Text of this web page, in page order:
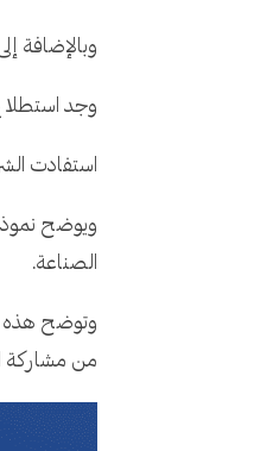
وبالإضافة
وجد استطلاع أجرته شركة "ديلويت" أن
استفادت
الصناعة.
وتوضح هذه
من مشاركة